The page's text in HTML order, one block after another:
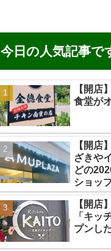
今日の人気記事で
【開店
食堂が
【開店
ざきや
どの
ショッ
【開店
「キッ
プンし